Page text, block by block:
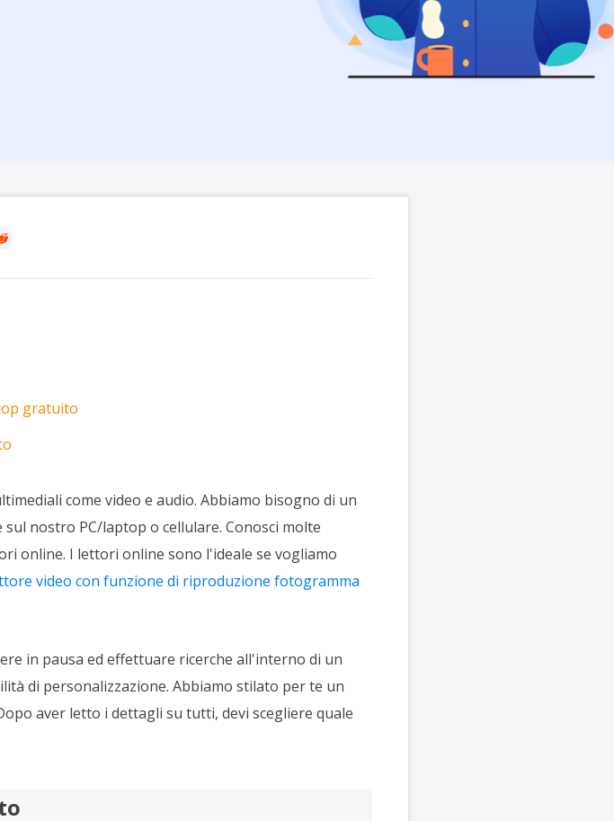
gratuito
come video e audio. Abbiamo bisogno di un
nostro PC/laptop o cellulare. Conosci molte
online. I lettori online sono l'ideale se vogliamo
video con funzione di riproduzione fotogramma
in pausa ed effettuare ricerche all'interno di un
di personalizzazione. Abbiamo stilato per te un
aver letto i dettagli su tutti, devi scegliere quale